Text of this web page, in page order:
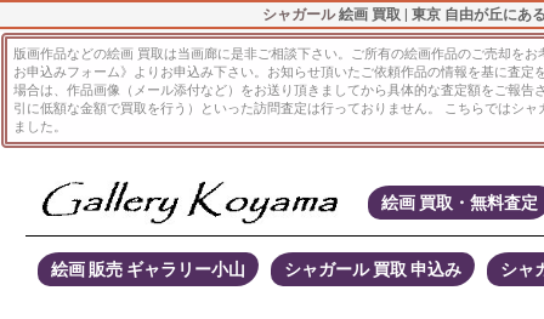
シャガール絵画 買取 | 東京 自由が丘にあ
版画作品などの絵画 買取は当画廊に是非ご相談下さい。ご所有の絵画作品のご売却を
お申込みフォーム》よりお申込み下さい。お知らせ頂いたご依頼作品の情報を基に査定
場合は、作品画像（メール添付など）をお送り頂きましてから具体的な査定額をご報告
引に低額な金額で買取を行う）といった訪問査定は行っておりません。 こちらではシ
ました。
絵画 買取・無料査定
絵画 販売 ギャラリー小山 シャガール 買取 申込み シャ